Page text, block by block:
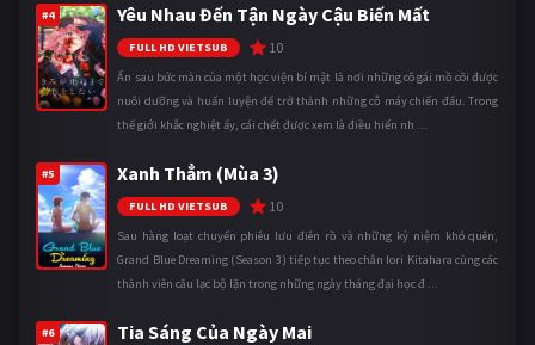
#4 Yêu Nhau Đến Tận Ngày Cậu Biến Mất
FULL HD VIETSUB 10
Ẩn sau bức màn của một học viện bí mật là nơi những cô gái mồ côi được
nuôi dưỡng và huấn luyện để trở thành những cỗ máy chiến đấu. Trong
thế giới khắc nghiệt ấy, cái chết được xem là điều hiển nh ...
#5 Xanh Thẳm (Mùa 3)
FULL HD VIETSUB 10
Sau hàng loạt chuyến phiêu lưu điên rồ và những kỷ niệm khó quên,
Grand Blue Dreaming (Season 3) tiếp tục theo chân Iori Kitahara cùng các
thành viên câu lạc bộ lặn trong những ngày tháng đại học đ ...
#6 Tia Sáng Của Ngày Mai